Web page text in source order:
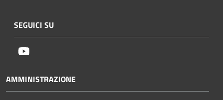
SEGUICI SU
AMMINISTRAZIONE